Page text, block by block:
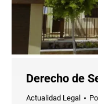
Derecho de
Actualidad Legal